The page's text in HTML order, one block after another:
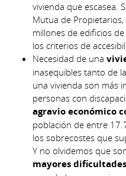
vivienda que escasea.
Mutua de
millones de edificios
los criterios de
Necesidad de una
inasequibles tanto de
una vivienda son más
personas con
agravio económico
población de entre
los sobrecostes que
Y no olvidemos que
mayores